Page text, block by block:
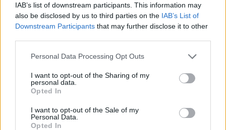
IAB’s list of downstream participants. This information may
also be disclosed by us to third parties on the IAB’s List of
Downstream Participants that may further disclose it to other
Personal Data Processing Opt Outs
I want to opt-out of the Sharing of my
personal data.
Opted In
I want to opt-out of the Sale of my
Personal Data.
Opted In